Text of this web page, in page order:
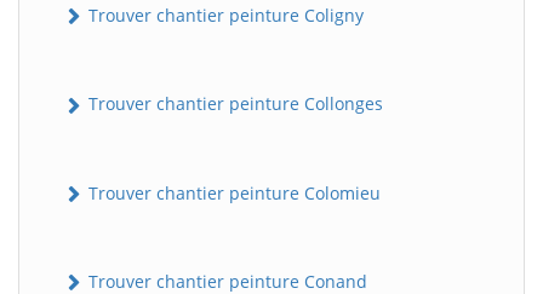
Trouver chantier peinture Coligny
Trouver chantier peinture Collonges
Trouver chantier peinture Colomieu
Trouver chantier peinture Conand